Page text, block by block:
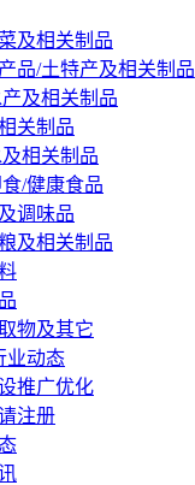
及相关制品
品/土特产及相关制品
及相关制品
关制品
相关制品
/健康食品
调味品
及相关制品
物及其它
业动态
推广优化
注册